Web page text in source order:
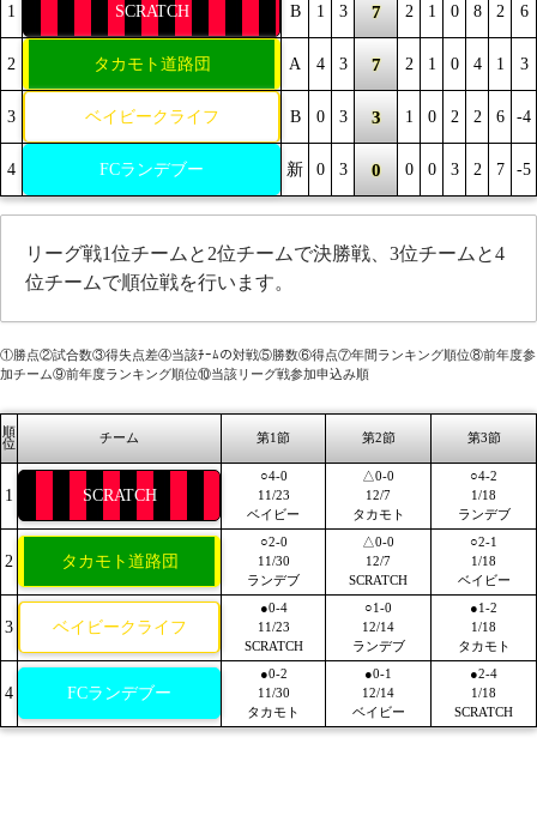
1 SCRATCH B 1 3 7 2 1 0 8 2 6
2 タカモト道路団 A 4 3 7 2 1 0 4 1 3
3 ベイビークライフ B 0 3 3 1 0 2 2 6 -4
4 FCランデブー 新 0 3 0 0 0 3 2 7 -5
リーグ戦1位チームと2位チームで決勝戦、3位チームと4
位チームで順位戦を行います。
①勝点②試合数③得失点差④当該ﾁｰﾑの対戦⑤勝数⑥得点⑦年間ランキング順位⑧前年度参
加チーム⑨前年度ランキング順位⑩当該リーグ戦参加申込み順
順
位
チーム 第1節 第2節 第3節
1 SCRATCH
○4-0
11/23
ベイビー
△0-0
12/7
タカモト
○4-2
1/18
ランデブ
2 タカモト道路団
○2-0
11/30
ランデブ
△0-0
12/7
SCRATCH
○2-1
1/18
ベイビー
3 ベイビークライフ
●0-4
11/23
SCRATCH
○1-0
12/14
ランデブ
●1-2
1/18
タカモト
4 FCランデブー
●0-2
11/30
タカモト
●0-1
12/14
ベイビー
●2-4
1/18
SCRATCH